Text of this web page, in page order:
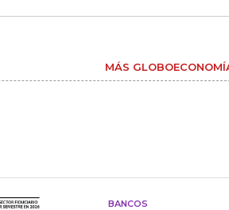
MÁS
BANCOS